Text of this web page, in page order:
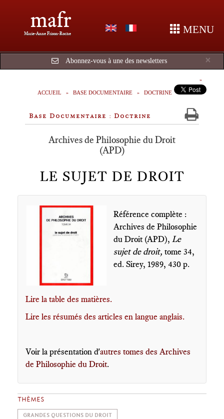
mafr
Marie-Anne Frison-Roche MENU
×
Abonnez-vous à une des newsletters
ACCUEIL BASE DOCUMENTAIRE DOCTRINE
Base Documentaire : Doctrine
Archives de Philosophie du Droit
(APD)
LE SUJET DE DROIT
Référence complète :
Archives de Philosophie
du Droit (APD), Le
sujet de droit, tome 34,
ed. Sirey, 1989, 430 p.
Lire la table des matières.
Lire les résumés des articles en langue anglais.
Voir la présentation d'autres tomes des Archives
de Philosophie du Droit.
THÈMES
GRANDES QUESTIONS DU DROIT